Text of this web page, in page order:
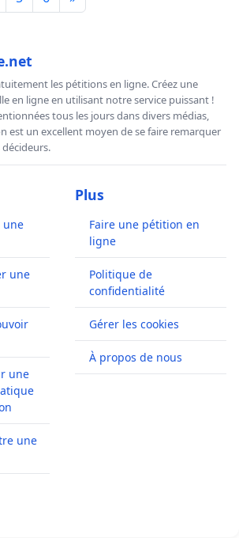
les pétitions en ligne. Créez une
en ligne en utilisant notre service puissant !
tous les jours dans divers médias,
est un excellent moyen de se faire remarquer
une
une
une
une
Plus
Faire une pétition en
ligne
Politique de
confidentialité
Gérer les cookies
À propos de nous